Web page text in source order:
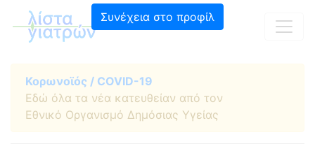
Συνέχεια στο προφίλ
Κορωνοϊός / COVID-19
Εδώ όλα τα νέα κατευθείαν από τον
Εθνικό Οργανισμό Δημόσιας Υγείας